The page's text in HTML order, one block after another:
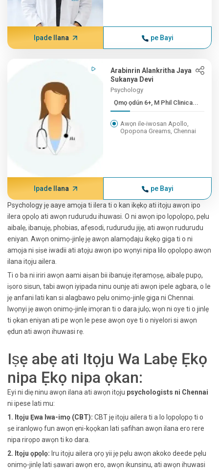
Ipade Ilana pe Bayi
Arabinrin Alankritha Jaya
Sukanya Devi
Psychology
Ọmọ ọdún 6+, M Phil Clinica...
Awọn ile-iwosan Apollo,
Opopona Greams, Chennai
Ipade Ilana pe Bayi
Psychology jẹ aaye amọja ti ilera ti o kan ikẹkọ ati itọju awọn ipo
ilera ọpọlọ ati awọn rudurudu ihuwasi. O ni awọn ipo lọpọlọpọ, pẹlu
aibalẹ, ibanujẹ, phobias, afẹsodi, rudurudu jijẹ, ati awọn rudurudu
eniyan. Awọn onimọ-jinlẹ jẹ awọn alamọdaju ikẹkọ giga ti o ni
amọja ni ṣiṣe iwadii ati atọju awọn ipo wọnyi nipa lilo ọpọlọpọ awọn
ilana itọju ailera.
Ti o ba ni iriri awọn aami aiṣan bii ibanujẹ itẹramọṣẹ, aibalẹ pupọ,
iṣoro sisun, tabi awọn iyipada ninu ounjẹ ati awọn ipele agbara, o le
jẹ anfani lati kan si alagbawo pẹlu onimọ-jinlẹ giga ni Chennai.
Iwọnyi jẹ awọn onimọ-jinlẹ imọran ti o dara julọ; wọn ni oye ti o jinlẹ
ti ọkan eniyan ati pe wọn le pese awọn oye ti o niyelori si awọn
ẹdun ati awọn ihuwasi rẹ.
Iṣẹ abẹ ati Itọju Wa Labẹ Ẹkọ
nipa Ẹkọ nipa ọkan:
Eyi ni diẹ ninu awọn ilana ati awọn itọju psychologists ni Chennai
ni ipese lati mu:
1. Itọju Ẹwa Iwa-imọ (CBT): CBT jẹ itọju ailera ti a lo lọpọlọpọ ti o
ṣe iranlọwọ fun awọn ẹni-kọọkan lati ṣafihan awọn ilana ero rere
nipa rirọpo awọn ti ko dara.
2. Itọju ọpọlọ: Iru itọju ailera ọrọ yii jẹ pẹlu awọn akoko deede pẹlu
onimọ-jinlẹ lati ṣawari awọn ero, awọn ikunsinu, ati awọn ihuwasi